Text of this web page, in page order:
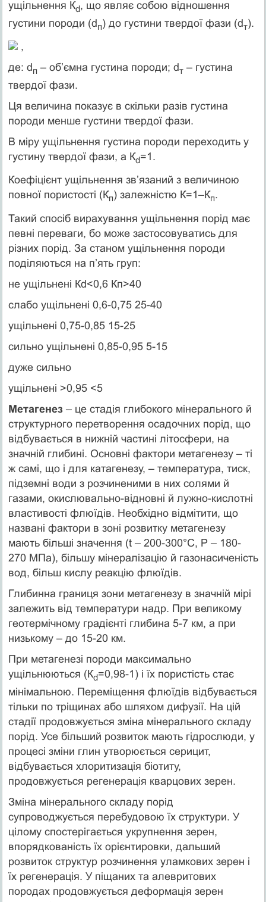
ущільнення Кd, що являє собою відношення
густини породи (dп) до густини твердої фази (dт).
,
де: dп– об’ємна густина породи; dт– густина
твердої фази.
Ця величина показує в скільки разів густина
породи менше густини твердої фази.
В міру ущільнення густина породи переходить у
густину твердої фази, а Кd=1.
Коефіцієнт ущільнення зв’язаний з величиною
повної пористості (Кп) залежністю К=1–Кп.
Такий спосіб вирахування ущільнення порід має
певні переваги, бо може застосовуватись для
різних порід. За станом ущільнення породи
поділяються на п’ять груп:
не ущільнені Кd<0,6 Кп>40
слабо ущільнені 0,6-0,75 25-40
ущільнені 0,75-0,85 15-25
сильно ущільнені 0,85-0,95 5-15
дуже сильно
ущільнені >0,95 <5
Метагенез– це стадія глибокого мінерального й
структурного перетворення осадочних порід, що
відбувається в нижній частині літосфери, на
значній глибині. Основні фактори метагенезу – ті
ж самі, що і для катагенезу, – температура, тиск,
підземні води з розчиненими в них солями й
газами, окислювально-відновні й лужно-кислотні
властивості флюїдів. Необхідно відмітити, що
названі фактори в зоні розвитку метагенезу
мають більші значення (t – 200-300°С, Р – 180-
270 МПа), більшу мінералізацію й газонасиченість
вод, більш кислу реакцію флюїдів.
Глибинна границя зони метагенезу в значній мірі
залежить від температури надр. При великому
геотермічному градієнті глибина 5-7 км, а при
низькому – до 15-20 км.
При метагенезі породи максимально
ущільнюються (Кd=0,98-1) і їх пористість стає
мінімальною. Переміщення флюїдів відбувається
тільки по тріщинах або шляхом дифузії. На цій
стадії продовжується зміна мінерального складу
порід. Усе більший розвиток мають гідрослюди, у
процесі зміни глин утворюється серицит,
відбувається хлоритизація біотиту,
продовжується регенерація кварцових зерен.
Зміна мінерального складу порід
супроводжується перебудовою їх структури. У
цілому спостерігається укрупнення зерен,
впорядкованість їх орієнтировки, дальший
розвиток структур розчинення уламкових зерен і
їх регенерація. У піщаних та алевритових
породах продовжується деформація зерен